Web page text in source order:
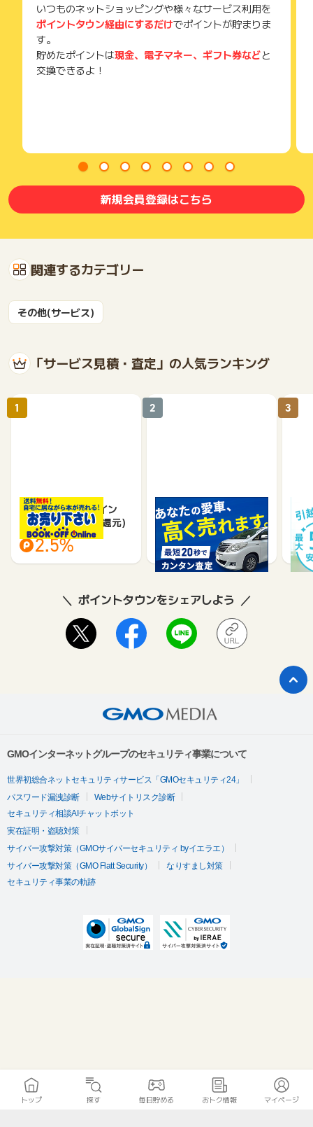
・注文完了メール
※ポイントに関するお問い合わせは、
までお問い合わせください。ポイントについて、広告主に直接
お問い合わせをした場合、ポイント獲得対象外となる場合がご
ざいます。
いつものネットショッピングや様々なサービス利用を
ポイントタウン経由にするだけでポイントが貯まりま
す。
貯めたポイントは現金、電子マネー、ギフト券などと
交換できるよ！
新規会員登録はこちら
関連するカテゴリー
その他(サービス)
「サービス見積・査定」の人気ランキング
ブックオフオンライン
【宅配買取】(料率還元)
2.5%
1
車買取のチョージン
18,000
2 3
ポイントタウンをシェアしよう
GMOインターネットグループのセキュリティ事業について
世界初総合ネットセキュリティサービス「GMOセキュリティ24」
パスワード漏洩診断
Webサイトリスク診断
セキュリティ相談AIチャットボット
実在証明・盗聴対策
サイバー攻撃対策（GMOサイバーセキュリティ byイエラエ）
サイバー攻撃対策（GMO Flatt Security）
なりすまし対策
セキュリティ事業の軌跡
トップ 探す 毎日貯める おトク情報 マイページ